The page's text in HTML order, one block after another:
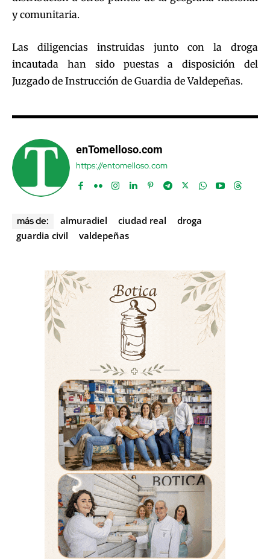
y comunitaria.
Las diligencias instruidas junto con la droga
incautada han sido puestas a disposición del
Juzgado de Instrucción de Guardia de Valdepeñas.
enTomelloso.com
https://entomelloso.com
más de: almuradiel ciudad real
droga
guardia civil
valdepeñas